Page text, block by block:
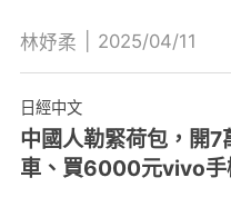
林妤柔 2025/04/11
日經中文
中國人勒緊荷包，開7
車、買6000元vivo手